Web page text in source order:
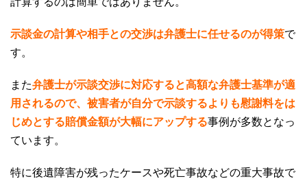
示談金の計算や相手との交渉は弁護士に任せるのが得策で
す。
また弁護士が示談交渉に対応すると高額な弁護士基準が適
用されるので、被害者が自分で示談するよりも慰謝料をは
じめとする賠償金額が大幅にアップする事例が多数となっ
ています。
特に後遺障害が残ったケースや死亡事故などの重大事故で